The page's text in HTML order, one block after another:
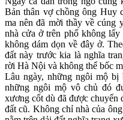
Bản thân vợ chồng ông Huy
ma nên đã mời thầy về cúng
nhà cửa ở trên phố không
không dám dọn về đây ở.
đất này trước kia là nghĩa
rời Hà Nội và không thể bốc
Lâu ngày, những ngôi mộ bị
những ngôi mộ vô chủ đó
xương cốt dù đã được chuyển
đất cũ. Không chỉ nhà của